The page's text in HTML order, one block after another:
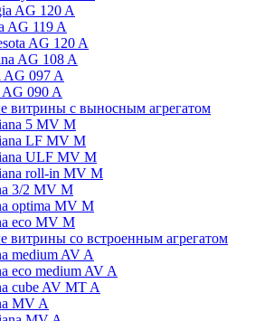
AG 120 A
AG 119 A
AG 120 A
AG 108 A
AG 097 A
AG 090 A
витрины с выносным агрегатом
5 MV M
LF MV M
ULF MV M
roll-in MV M
3/2 MV M
optima MV M
eco MV M
витрины со встроенным агрегатом
medium AV A
eco medium AV A
cube AV MT A
MV A